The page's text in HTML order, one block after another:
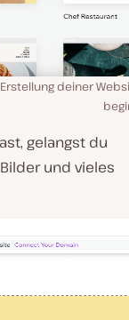
deiner
gelangst du
und vieles